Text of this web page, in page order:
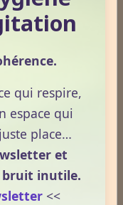
taux de sucre
de nouvelles
des
Finalement,
intenses a été
en 2008 et
(JECFA) a fixé
qui respire,
espace qui
place…
et
bruit inutile.
<<